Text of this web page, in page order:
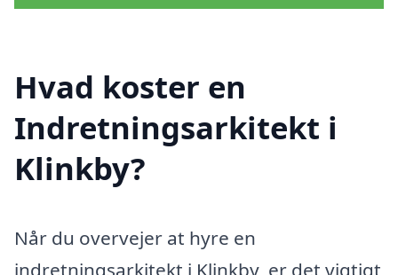
Hvad koster en
Indretningsarkitekt i
Klinkby?
Når du overvejer at hyre en
indretningsarkitekt i Klinkby, er det vigtigt